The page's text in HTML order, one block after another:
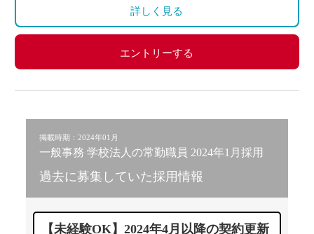
務日によって異なる場合があります。
※将来的に専任登用可能性があります→専任登用でご
勤務になった場合は、学園が定める勤務規則にてご勤
詳しく見る
エントリーする
掲載時期：2024年01月
一般事務 学校法人の常勤職員 2024年1月採用
過去に募集していた採用情報
【未経験OK】2024年4月以降の契約更新